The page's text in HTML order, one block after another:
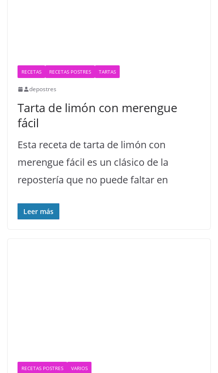
RECETAS RECETAS POSTRES TARTAS
depostres
Tarta de limón con merengue
fácil
Esta receta de tarta de limón con
merengue fácil es un clásico de la
repostería que no puede faltar en
Leer más
RECETAS POSTRES VARIOS